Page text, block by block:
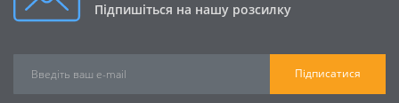
Підпишіться на нашу розсилку
Підписатися